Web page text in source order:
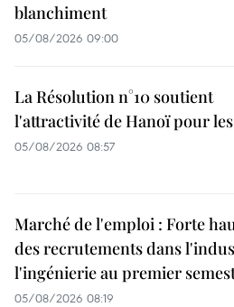
blanchiment
05/08/2026 09:00
La Résolution n°10 soutient
l'attractivité de Hanoï pour
05/08/2026 08:57
Marché de l'emploi : Forte
des recrutements dans
l'ingénierie au premier
05/08/2026 08:19